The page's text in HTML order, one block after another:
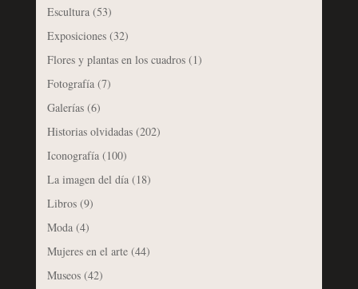
Escultura(53)
Exposiciones(32)
Flores y plantas en los cuadros(1)
Fotografía(7)
Galerías(6)
Historias olvidadas(202)
Iconografía(100)
La imagen del día(18)
Libros(9)
Moda(4)
Mujeres en el arte(44)
Museos(42)